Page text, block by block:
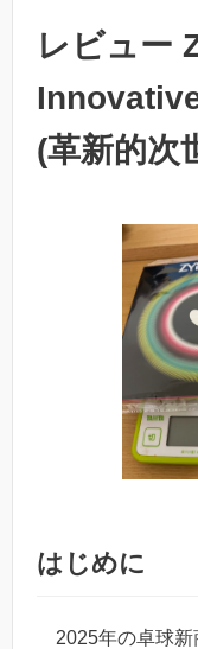
レビュー
(革新的次
はじめに
2025年の卓球新